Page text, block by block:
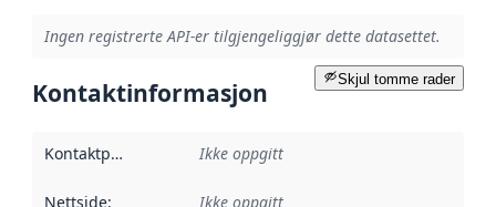
Ingen registrerte API-er tilgjengeliggjør dette datasettet.
Skjul tomme rader
Kontaktinformasjon
Kontaktpunkt Ikke oppgitt
Nettside: Ikke oppgitt